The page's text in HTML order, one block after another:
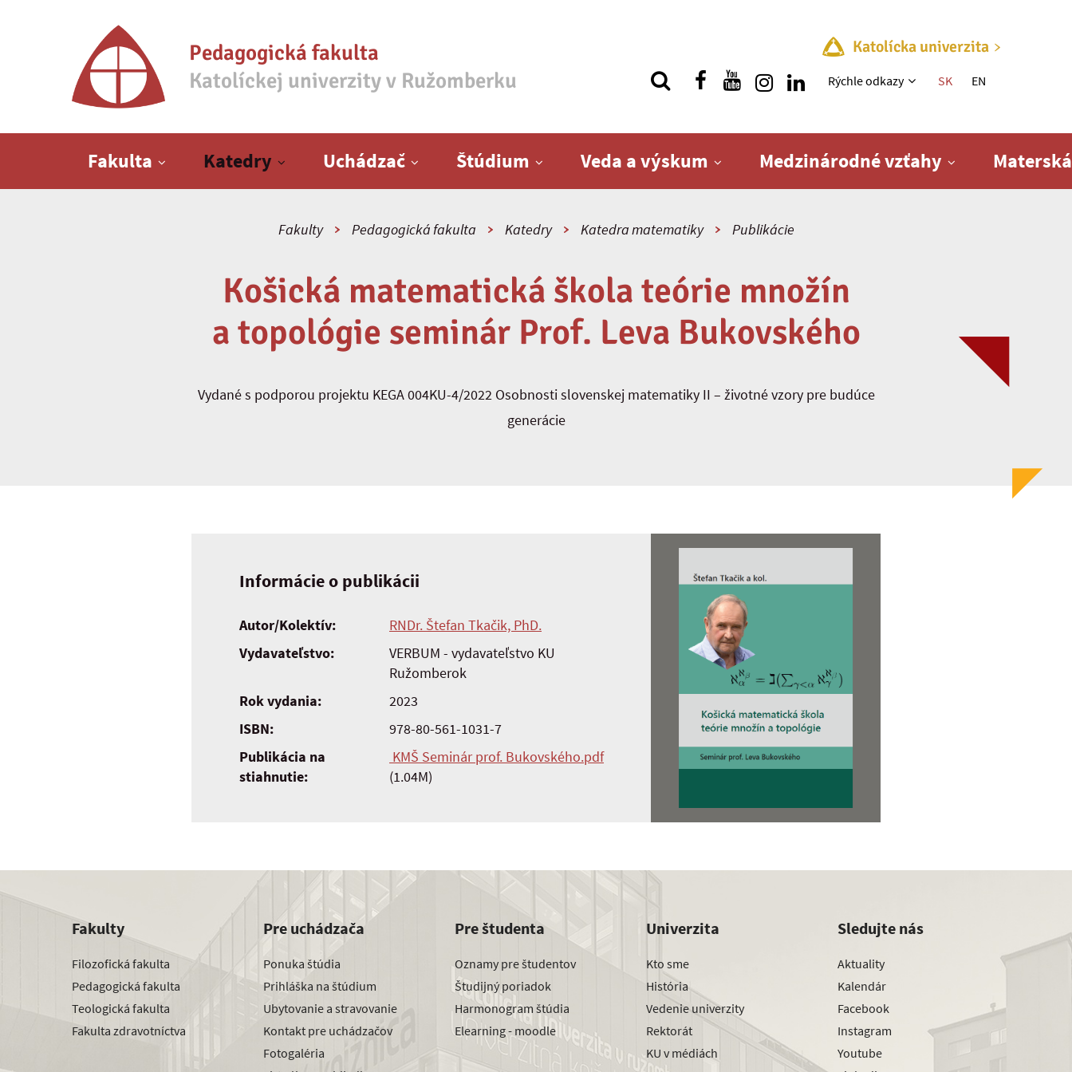
Pedagogická fakulta
Katolíckej univerzity v Ružomberku
Katolícka univerzita
Rýchle menu
Rýchle odkazy SK EN
Fakulta Katedry Uchádzač Štúdium Veda a výskum Medzinárodné vzťahy
Fakulty Pedagogická fakulta Katedry Katedra matematiky Publikácie
Košická matematická škola teórie množín
a topológie seminár Prof. Leva Bukovského
Vydané s podporou projektu KEGA 004KU-4/2022 Osobnosti slovenskej matematiky II – životné vzory pre budúce
generácie
Informácie o publikácii
Autor/Kolektív:
RNDr. Štefan Tkačik, PhD.
Vydavateľstvo:
VERBUM - vydavateľstvo KU
Ružomberok
Rok vydania:
2023
ISBN:
978-80-561-1031-7
Publikácia na
stiahnutie:
KMŠ Seminár prof. Bukovského.pdf
(1.04M)
Fakulty
Filozofická fakulta
Pedagogická fakulta
Teologická fakulta
Fakulta zdravotníctva
Pre uchádzača
Ponuka štúdia
Prihláška na štúdium
Ubytovanie a stravovanie
Kontakt pre uchádzačov
Fotogaléria
Pre študenta
Oznamy pre študentov
Študijný poriadok
Harmonogram štúdia
Elearning - moodle
Univerzita
Kto sme
História
Vedenie univerzity
Rektorát
KU v médiách
Sledujte nás
Aktuality
Kalendár
Facebook
Instagram
Youtube